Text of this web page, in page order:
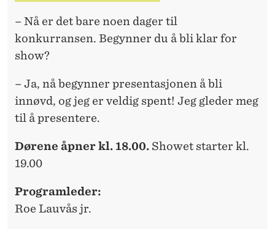
– Nå er det bare noen dager til
konkurransen. Begynner du å bli klar for
show?
– Ja, nå begynner presentasjonen å bli
innøvd, og jeg er veldig spent! Jeg gleder meg
til å presentere.
Dørene åpner kl. 18.00. Showet starter kl.
19.00
Programleder:
Roe Lauvås jr.